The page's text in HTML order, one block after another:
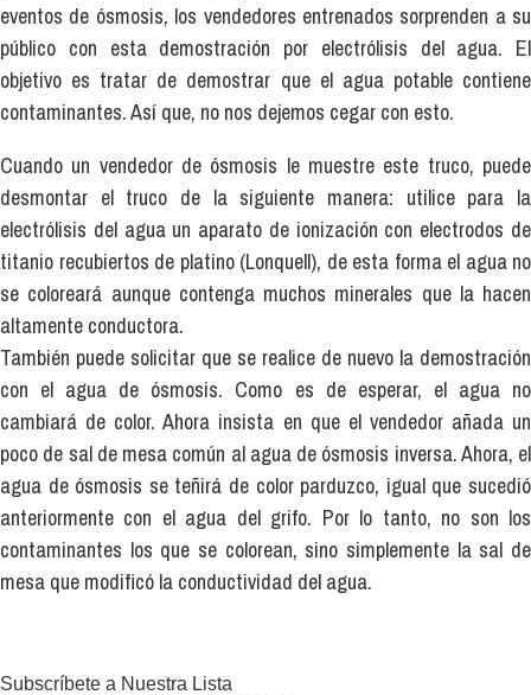
eventos de ósmosis, los vendedores entrenados sorprenden a su
público con esta demostración por electrólisis del agua. El
objetivo es tratar de demostrar que el agua potable contiene
contaminantes. Así que, no nos dejemos cegar con esto.
Cuando un vendedor de ósmosis le muestre este truco, puede
desmontar el truco de la siguiente manera: utilice para la
electrólisis del agua un aparato de ionización con electrodos de
titanio recubiertos de platino (Lonquell), de esta forma el agua no
se coloreará aunque contenga muchos minerales que la hacen
altamente conductora.
También puede solicitar que se realice de nuevo la demostración
con el agua de ósmosis. Como es de esperar, el agua no
cambiará de color. Ahora insista en que el vendedor añada un
poco de sal de mesa común al agua de ósmosis inversa. Ahora, el
agua de ósmosis se teñirá de color parduzco, igual que sucedió
anteriormente con el agua del grifo. Por lo tanto, no son los
contaminantes los que se colorean, sino simplemente la sal de
mesa que modificó la conductividad del agua.
Subscríbete a Nuestra Lista